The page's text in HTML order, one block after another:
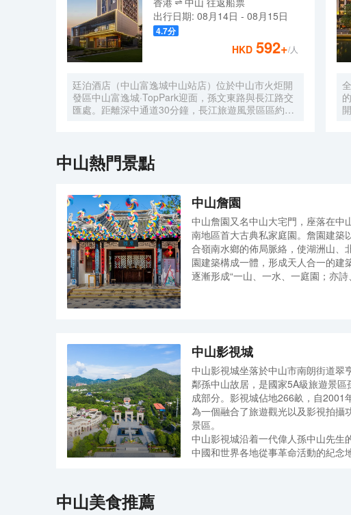
遊，休閒購物，親朋好友接待的上佳選擇。 酒店擁有
逸緻客房、配套湘廚中國菜館、行政會議室、晏語餐
吧、咖啡吧、傢俱展廳、商務中心、健身房、自助洗
衣房、停車場等設施；酒店所有區域WIFI全覆蓋，高
速光纖寬帶免費使用。酒店客房將摩登元素融入東方
美學場景，提供貼心管家式服務，打造城市中的世外
桃源，在繁華世間尋求片刻寧靜，感受歷史文化名城
宜居中山的魅力，打造優雅尊貴、便捷超值的旅居體
驗。 酒店由後客酒店管理公司管理服務，旗下擁有特
高商務、後客商旅、後客智慧、微酒店品牌，致力於
出行日期: 08月14日 - 08月15日
4.7分
HKD 592+/人
廷泊酒店（中山富逸城中山站店）位於中山市火炬開
發區中山富逸城·TopPark迎面，孫文東路與長江路交
匯處。距離深中通道30分鐘，長江旅遊風景區區約13
代宮殿建築的設計理念，並與現代潮流對話碰撞，塑
造東方美學在當下怡然自樂的生活態度。酒店客房設6
央空調、恒温恒壓熱水、極速WIFI、健身房、洗衣
房、商務接待室、棋牌房、全日制餐廳，滿足您差旅
休憩、商務洽談、週末出遊所有需求。
中山熱門景點
中山詹園
中山詹園又名中山大宅門，座落在中
南地區首大古典私家庭園。詹園建築
合嶺南水鄉的佈局脈絡，使湖洲山、
園建築構成一體，形成天人合一的建
逐漸形成“一山、一水、一庭園；亦
中山影視城
中山影視城坐落於中山市南朗街道翠
鄰孫中山故居，是國家5A級旅遊景區
成部分。影視城佔地266畝，自2001
為一個融合了旅遊觀光以及影視拍攝
景區。
中山影視城沿着一代偉人孫中山先生
中國和世界各地從事革命活動的紀念
中山美食推薦